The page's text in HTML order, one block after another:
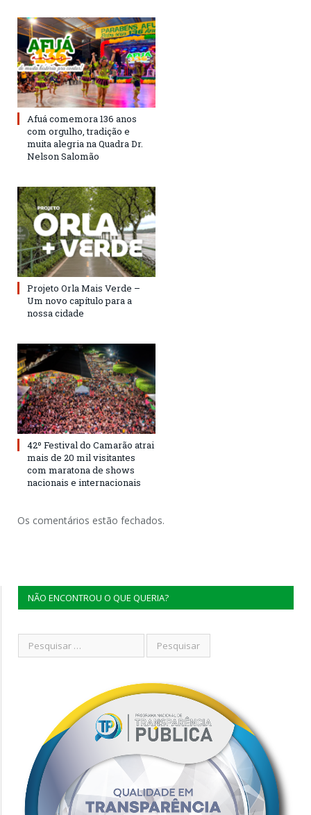
Afuá comemora 136 anos
com orgulho, tradição e
muita alegria na Quadra Dr.
Nelson Salomão
Projeto Orla Mais Verde –
Um novo capítulo para a
nossa cidade
42º Festival do Camarão atrai
mais de 20 mil visitantes
com maratona de shows
nacionais e internacionais
Os comentários estão fechados.
NÃO ENCONTROU O QUE QUERIA?